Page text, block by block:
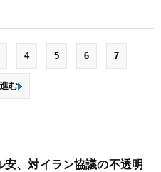
4 5 6 7
む
、対イラン協議の不透明